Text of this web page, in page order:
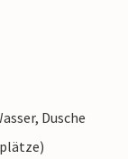
Dusche